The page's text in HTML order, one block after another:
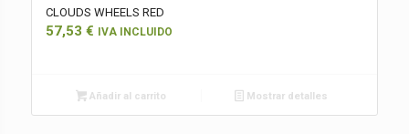
CLOUDS WHEELS RED
57,53 € IVA INCLUIDO
Añadir al carrito Mostrar detalles